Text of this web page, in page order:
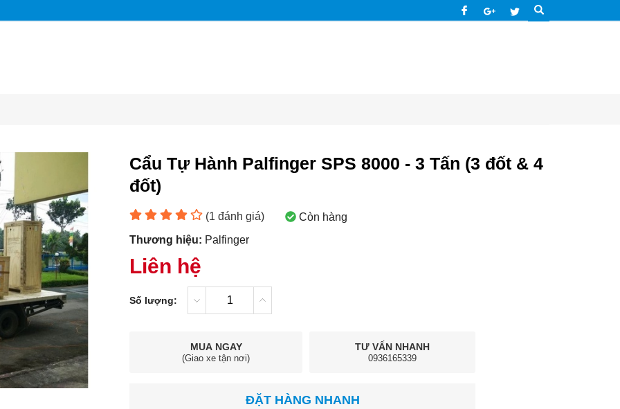
Cẩu Tự Hành Palfinger SPS 8000 - 3 Tấn (3 đốt & 4
đốt)
(1 đánh giá)
Còn hàng
Thương hiệu: Palfinger
Liên hệ
Số lượng:
MUA NGAY
(Giao xe tận nơi)
TƯ VẤN NHANH
0936165339
ĐẶT HÀNG NHANH